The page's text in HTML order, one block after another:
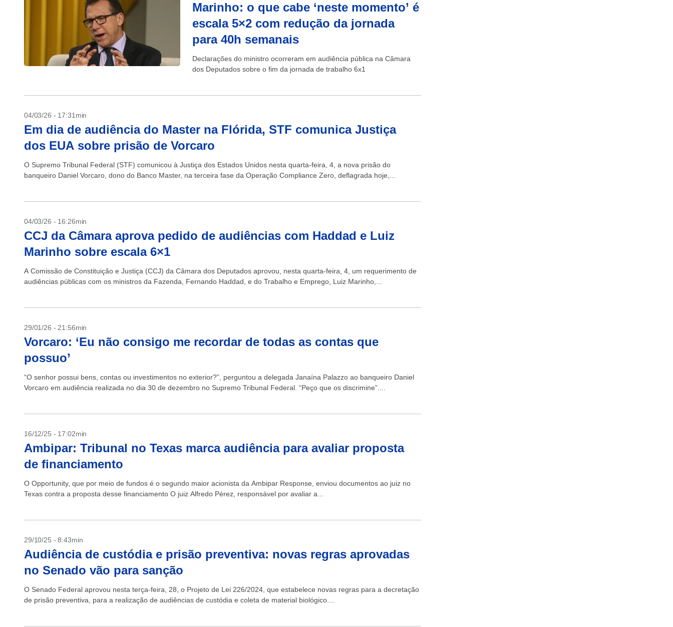
Marinho: o que cabe ‘neste momento’ é
escala 5×2 com redução da jornada
para 40h semanais
Declarações do ministro ocorreram em audiência pública na Câmara
dos Deputados sobre o fim da jornada de trabalho 6x1
04/03/26 - 17:31min
Em dia de audiência do Master na Flórida, STF comunica Justiça
dos EUA sobre prisão de Vorcaro
O Supremo Tribunal Federal (STF) comunicou à Justiça dos Estados Unidos nesta quarta-feira, 4, a nova prisão do
banqueiro Daniel Vorcaro, dono do Banco Master, na terceira fase da Operação Compliance Zero, deflagrada hoje,...
04/03/26 - 16:26min
CCJ da Câmara aprova pedido de audiências com Haddad e Luiz
Marinho sobre escala 6×1
A Comissão de Constituição e Justiça (CCJ) da Câmara dos Deputados aprovou, nesta quarta-feira, 4, um requerimento de
audiências públicas com os ministros da Fazenda, Fernando Haddad, e do Trabalho e Emprego, Luiz Marinho,...
29/01/26 - 21:56min
Vorcaro: ‘Eu não consigo me recordar de todas as contas que
possuo’
“O senhor possui bens, contas ou investimentos no exterior?”, perguntou a delegada Janaína Palazzo ao banqueiro Daniel
Vorcaro em audiência realizada no dia 30 de dezembro no Supremo Tribunal Federal. “Peço que os discrimine”....
16/12/25 - 17:02min
Ambipar: Tribunal no Texas marca audiência para avaliar proposta
de financiamento
O Opportunity, que por meio de fundos é o segundo maior acionista da Ambipar Response, enviou documentos ao juiz no
Texas contra a proposta desse financiamento O juiz Alfredo Pérez, responsável por avaliar a...
29/10/25 - 8:43min
Audiência de custódia e prisão preventiva: novas regras aprovadas
no Senado vão para sanção
O Senado Federal aprovou nesta terça-feira, 28, o Projeto de Lei 226/2024, que estabelece novas regras para a decretação
de prisão preventiva, para a realização de audiências de custódia e coleta de material biológico....